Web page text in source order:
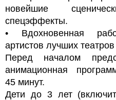
новейшие
спецэффекты.
• Вдохновенная
артистов лучших
Перед началом
анимационная
45 минут.
Дети до 3 лет